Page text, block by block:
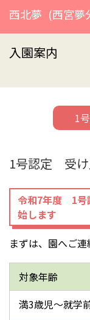
西北夢 (西宮夢
入園案内
1
1号認定 受け
令和7年度 1号
始します
まずは、園へご連
対象年齢
満3歳児～就学